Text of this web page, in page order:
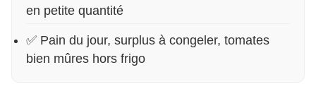
en petite quantité
✅ Pain du jour, surplus à congeler, tomates
bien mûres hors frigo